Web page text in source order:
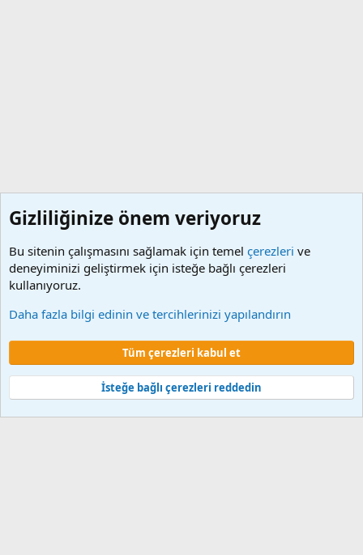
Çerezler
Şartlar ve kurallar
Gizlilik politikası Yardım Ana sayfa
Community platform by XenForo © 2010-2024 XenForo Ltd.
Türkçe yama 🇹🇷 [XGT] Yazılım ve web hizmetleri 2014-2024
Gizliliğinize önem veriyoruz
Bu sitenin çalışmasını sağlamak için temel çerezleri ve
deneyiminizi geliştirmek için isteğe bağlı çerezleri
kullanıyoruz.
Daha fazla bilgi edinin ve tercihlerinizi yapılandırın
Tüm çerezleri kabul et
İsteğe bağlı çerezleri reddedin